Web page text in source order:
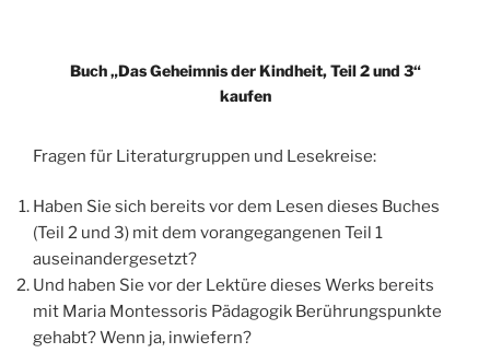
Buch „Das Geheimnis der Kindheit, Teil 2 und 3“
kaufen
Fragen für Literaturgruppen und Lesekreise:
Haben Sie sich bereits vor dem Lesen dieses Buches
(Teil 2 und 3) mit dem vorangegangenen Teil 1
auseinandergesetzt?
Und haben Sie vor der Lektüre dieses Werks bereits
mit Maria Montessoris Pädagogik Berührungspunkte
gehabt? Wenn ja, inwiefern?